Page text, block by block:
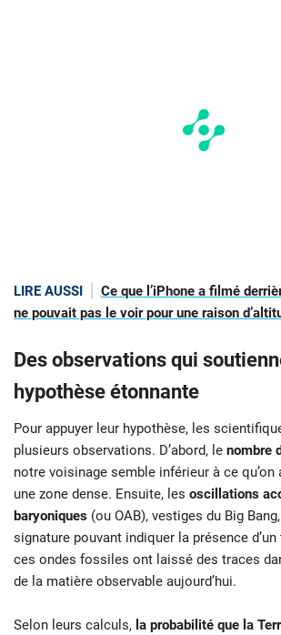
LIRE AUSSI
Ce que l’iPhone a filmé
ne pouvait pas le voir pour une raison
Des observations qui
hypothèse étonnante
Pour appuyer leur hypothèse, les
plusieurs observations. D’abord, le nombre
notre voisinage semble inférieur à ce qu’on
une zone dense. Ensuite, les oscillations
baryoniques (ou OAB), vestiges du Big
signature pouvant indiquer la présence
ces ondes fossiles ont laissé des traces
de la matière observable aujourd’hui.
Selon leurs calculs, la probabilité que la